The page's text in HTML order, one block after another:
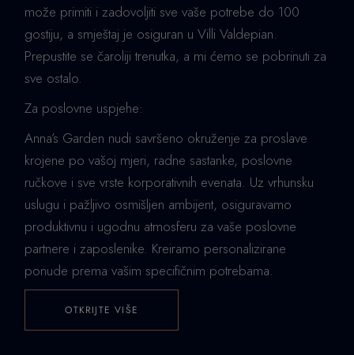
može primiti i zadovoljiti sve vaše potrebe do 100
gostiju, a smještaj je osiguran u Villi Valdepian.
Prepustite se čaroliji trenutka, a mi ćemo se pobrinuti za
sve ostalo.
Za poslovne uspjehe:
Anna’s Garden nudi savršeno okruženje za proslave
krojene po vašoj mjeri, radne sastanke, poslovne
ručkove i sve vrste korporativnih evenata. Uz vrhunsku
uslugu i pažljivo osmišljen ambijent, osiguravamo
produktivnu i ugodnu atmosferu za vaše poslovne
partnere i zaposlenike. Kreiramo personalizirane
ponude prema vašim specifičnim potrebama.
OTKRIJTE VIŠE